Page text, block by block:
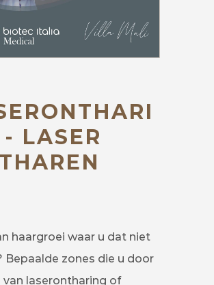
- LASER
haargroei waar u dat niet
Bepaalde zones die u door
van laserontharing of